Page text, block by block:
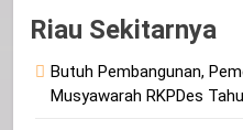
Riau Sekitarnya
Butuh Pembangunan,
Musyawarah RKPDes